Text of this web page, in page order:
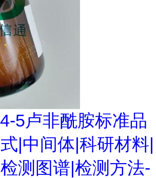
5卢非酰胺标准品
|中间体|科研材料|
测图谱|检测方法-